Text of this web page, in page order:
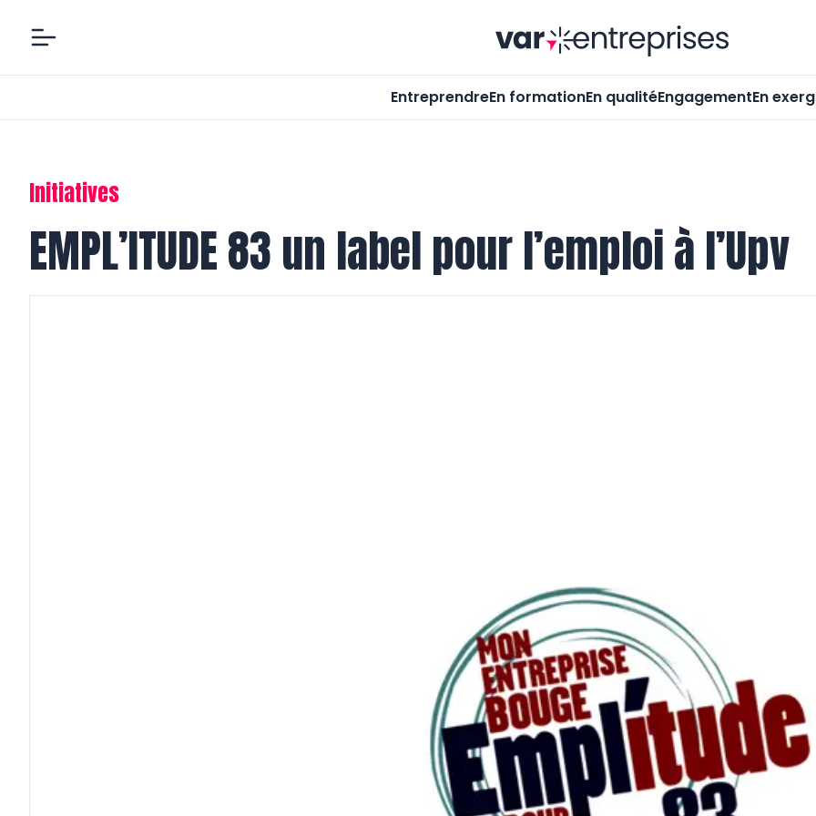
Var-
EntreprendreEn formationEn qualitéEngagementEn
Initiatives
EMPL’ITUDE 83 un label pour l’emploi à l’Upv